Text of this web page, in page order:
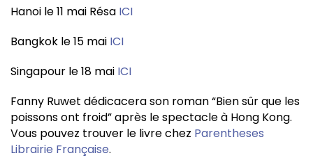
Hanoi le 11 mai Résa ICI
Bangkok le 15 mai ICI
Singapour le 18 mai ICI
Fanny Ruwet dédicacera son roman “Bien sûr que les
poissons ont froid” après le spectacle à Hong Kong.
Vous pouvez trouver le livre chez Parentheses
Librairie Française.